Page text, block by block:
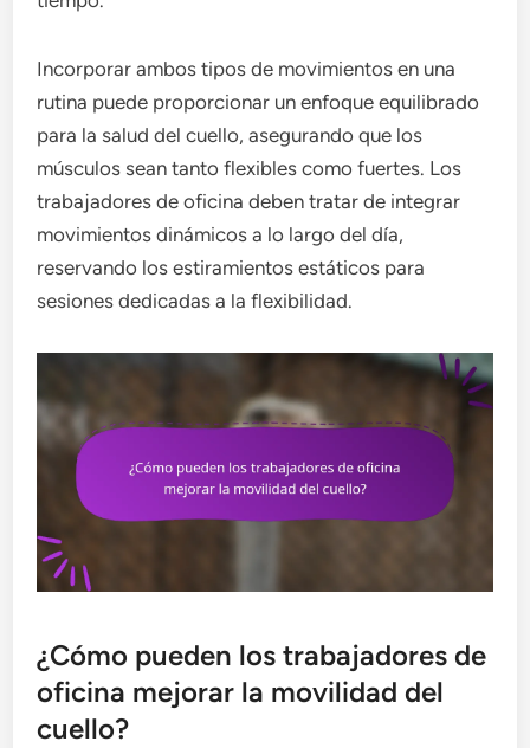
Incorporar ambos tipos de movimientos en una
rutina puede proporcionar un enfoque equilibrado
para la salud del cuello, asegurando que los
músculos sean tanto flexibles como fuertes. Los
trabajadores de oficina deben tratar de integrar
movimientos dinámicos a lo largo del día,
reservando los estiramientos estáticos para
sesiones dedicadas a la flexibilidad.
¿Cómo pueden los trabajadores de
oficina mejorar la movilidad del
cuello?